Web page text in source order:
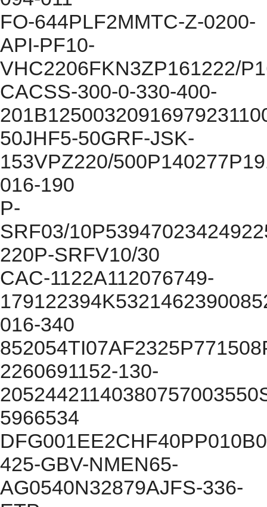
FO-644PLF2MMTC-Z-0200-
API-PF10-
VHC2206FKN3ZP161222/
CACSS-300-0-330-400-
50JHF5-50GRF-JSK-
153VPZ220/
016-190
P-
SRF03/
220P-SRFV10/30
CAC-1122A112076749-
016-340
2260691152-130-
5966534
425-GBV-NMEN65-
AG0540N32879AJFS-336-